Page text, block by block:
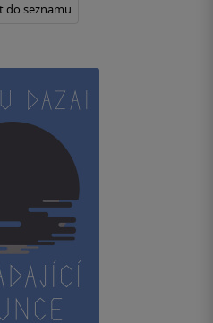
do seznamu